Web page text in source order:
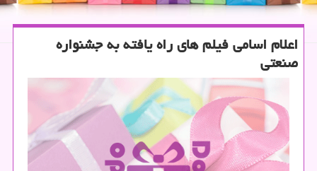
اعلام اسامی فیلم های راه یافته به جشنواره
صنعتی